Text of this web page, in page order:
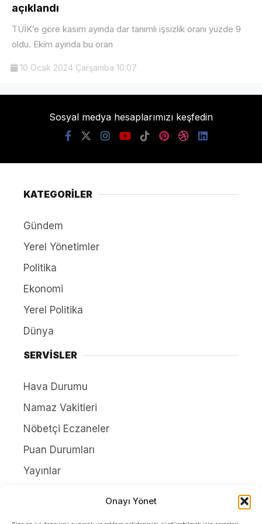
Onayı Yönet
açıklandı
TÜİK’e göre kasım ayında dar tanımlı işsizlik oranı yüzde 9
oldu. Ekim ayında bu oran
10 Ocak 2024 Çarşamba 10:07
Sosyal medya hesaplarımızı keşfedin
KATEGORİLER
Gündem
Yerel Yönetimler
Politika
Ekonomi
Yerel Politika
Dünya
SERVİSLER
Hava Durumu
Namaz Vakitleri
Nöbetçi Eczaneler
Puan Durumları
Yayınlar